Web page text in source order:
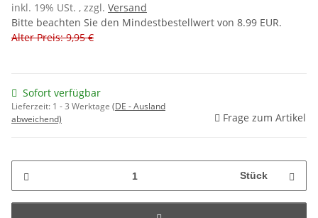
inkl. 19% USt. , zzgl. Versand
Bitte beachten Sie den Mindestbestellwert von 8.99 EUR.
Alter Preis: 9,95 €
Sofort verfügbar
Lieferzeit: 1 - 3 Werktage (DE - Ausland
abweichend)
Frage zum Artikel
Stück